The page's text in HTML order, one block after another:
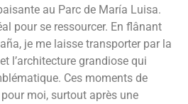
au Parc de María Luisa.
pour se ressourcer. En flânant
je me laisse transporter par la
l’architecture grandiose qui
Ces moments de
moi, surtout après une